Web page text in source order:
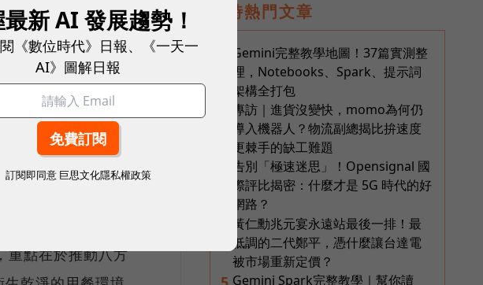
買設備，另外，
設 8 家門店，一年
一倍，而到2021年
及「八方台式麵
牌知名度。
MVP，挑戰雙獎肯
重點在於推動八方
即時熱門文章
Gemini完整教學地圖！37篇實測整
理，Notebooks、Spark、提示詞
架構全打包
專訪｜進貨沒變快，momo為何仍
導入機器人？物流副總揭比拚速度
更棘手的缺工難題
告別「極速迷思」！Opensignal 國
際評比揭密：什麼才是 5G 時代的好
網路？
黃仁勳兆元宴永遠站最後一排！最
低調的二代鄭平，憑什麼讓台達電
被市場重新定價？
Gemini Spark完整教學｜幫你讀
新 AI 發展趨勢！
《數位時代》日報、《一天一
AI》圖解日報
訂閱即同意 巨思文化隱私權政策